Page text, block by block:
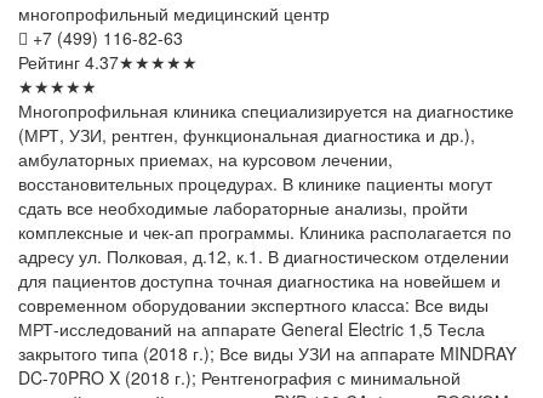
многопрофильный медицинский центр
+7 (499) 116-82-63
Рейтинг 4.37★★★★★
★★★★★
Многопрофильная клиника специализируется на диагностике
(МРТ, УЗИ, рентген, функциональная диагностика и др.),
амбулаторных приемах, на курсовом лечении,
восстановительных процедурах. В клинике пациенты могут
сдать все необходимые лабораторные анализы, пройти
комплексные и чек-ап программы. Клиника располагается по
адресу ул. Полковая, д.12, к.1. В диагностическом отделении
для пациентов доступна точная диагностика на новейшем и
современном оборудовании экспертного класса: Все виды
МРТ-исследований на аппарате General Electric 1,5 Тесла
закрытого типа (2018 г.); Все виды УЗИ на аппарате MINDRAY
DC-70PRO X (2018 г.); Рентгенография с минимальной